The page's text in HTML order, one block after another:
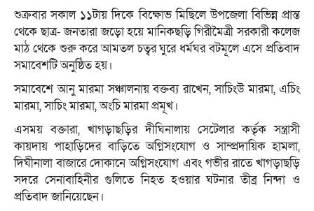
শুক্রবার সকাল ১১টায় দিকে বিক্ষোভ মিছিলে উপজেলা বিভিন্ন প্রান্ত
থেকে ছাত্র- জনতারা জড়ো হয়ে মানিকছড়ি গিরীমৈত্রী সরকারী কলেজ
মাঠ থেকে শুরু করে আমতল চত্বর ঘুরে ধর্মঘর বটমূলে এসে প্রতিবাদ
সমাবেশটি অনুষ্ঠিত হয়।
সমাবেশে আনু মারমা সঞ্চালনায় বক্তব্য রাখেন, সাচিংউ মারমা, এচিং
মারমা, সাচিং মারমা, অংচি মারমা প্রমূখ।
এসময় বক্তারা, খাগড়াছড়ির দীঘিনালায় সেটেলার কর্তৃক সন্ত্রাসী
কায়দায় পাহাড়িদের বাড়িতে অগ্নিসংযোগ ও সাম্প্রদায়িক হামলা,
দিঘীনালা বাজারে দোকানে অগ্নিসংযোগ এবং গভীর রাতে খাগড়াছড়ি
সদরে সেনাবাহিনীর গুলিতে নিহত হওয়ার ঘটনার তীব্র নিন্দা ও
প্রতিবাদ জানিয়েছেন।